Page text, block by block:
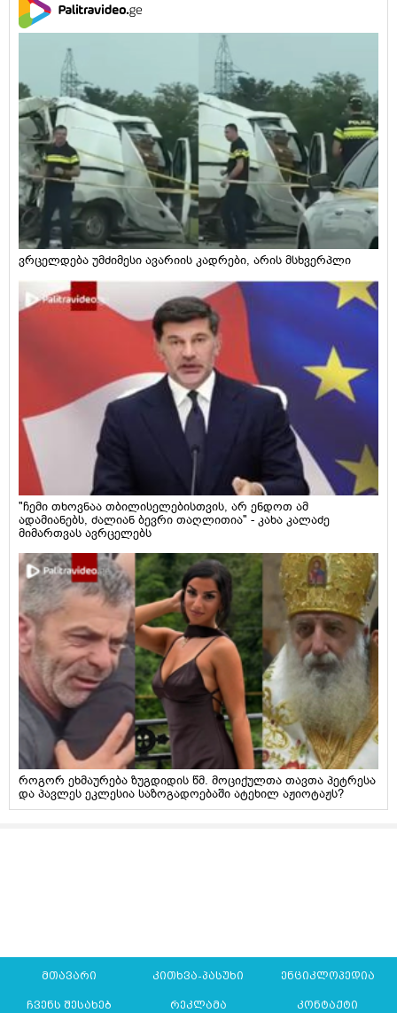
ვრცელდება უმძიმესი ავარიის კადრები, არის მსხვერპლი
"ჩემი თხოვნაა თბილისელებისთვის, არ ენდოთ ამ
ადამიანებს, ძალიან ბევრი თაღლითია" - კახა კალაძე
მიმართვას ავრცელებს
როგორ ეხმაურება ზუგდიდის წმ. მოციქულთა თავთა პეტრესა
და პავლეს ეკლესია საზოგადოებაში ატეხილ აჟიოტაჟს?
მთავარი კითხვა-პასუხი ენციკლოპედია
ჩვენს შესახებ რეკლამა კონტაქტი